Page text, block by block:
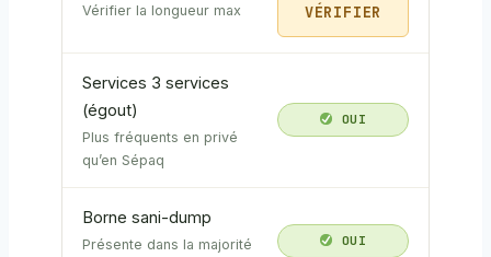
Vérifier la longueur max
VÉRIFIER
Services 3 services
(égout)
Plus fréquents en privé
qu’en Sépaq
OUI
Borne sani-dump
Présente dans la majorité
OUI